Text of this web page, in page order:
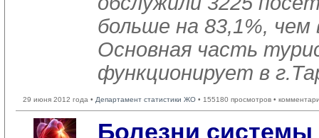
больше на 83,1%, чем
Основная часть
функционирует в
29 июня 2012 года • Департамент статистики ЖО • 155180 просмотров •
Болезни системы